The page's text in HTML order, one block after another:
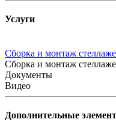
Услуги
Сборка и монтаж
Сборка и монтаж
Документы
Видео
Дополнительные